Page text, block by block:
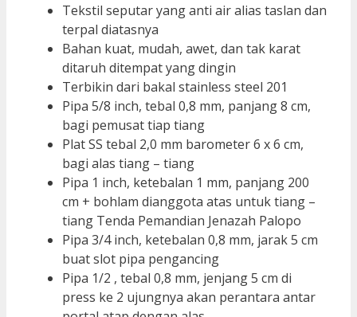
Tekstil seputar yang anti air alias taslan dan
terpal diatasnya
Bahan kuat, mudah, awet, dan tak karat
ditaruh ditempat yang dingin
Terbikin dari bakal stainless steel 201
Pipa 5/8 inch, tebal 0,8 mm, panjang 8 cm,
bagi pemusat tiap tiang
Plat SS tebal 2,0 mm barometer 6 x 6 cm,
bagi alas tiang – tiang
Pipa 1 inch, ketebalan 1 mm, panjang 200
cm + bohlam dianggota atas untuk tiang –
tiang Tenda Pemandian Jenazah Palopo
Pipa 3/4 inch, ketebalan 0,8 mm, jarak 5 cm
buat slot pipa pengancing
Pipa 1/2 , tebal 0,8 mm, jenjang 5 cm di
press ke 2 ujungnya akan perantara antar